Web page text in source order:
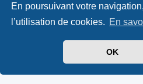
En poursuivant votre
l’utilisation de cookies. En
OK